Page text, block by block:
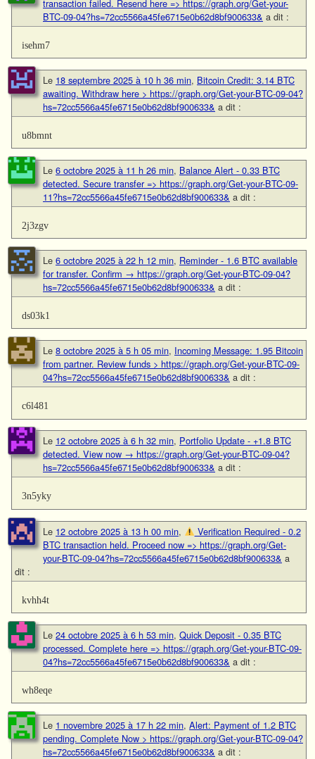
transaction failed. Resend here => https://graph.org/Get-your-
BTC-09-04?hs=72cc5566a45fe6715e0b62d8bf900633& a dit :
isehm7
Le 18 septembre 2025 à 10 h 36 min, Bitcoin Credit: 3.14 BTC
awaiting. Withdraw here > https://graph.org/Get-your-BTC-09-04?
hs=72cc5566a45fe6715e0b62d8bf900633& a dit :
u8bmnt
Le 6 octobre 2025 à 11 h 26 min, Balance Alert - 0.33 BTC
detected. Secure transfer => https://graph.org/Get-your-BTC-09-
11?hs=72cc5566a45fe6715e0b62d8bf900633& a dit :
2j3zgv
Le 6 octobre 2025 à 22 h 12 min, Reminder - 1.6 BTC available
for transfer. Confirm → https://graph.org/Get-your-BTC-09-04?
hs=72cc5566a45fe6715e0b62d8bf900633& a dit :
ds03k1
Le 8 octobre 2025 à 5 h 05 min, Incoming Message: 1.95 Bitcoin
from partner. Review funds > https://graph.org/Get-your-BTC-09-
04?hs=72cc5566a45fe6715e0b62d8bf900633& a dit :
c6l481
Le 12 octobre 2025 à 6 h 32 min, Portfolio Update - +1.8 BTC
detected. View now → https://graph.org/Get-your-BTC-09-04?
hs=72cc5566a45fe6715e0b62d8bf900633& a dit :
3n5yky
Le 12 octobre 2025 à 13 h 00 min,
Verification Required - 0.2
BTC transaction held. Proceed now => https://graph.org/Get-
your-BTC-09-04?hs=72cc5566a45fe6715e0b62d8bf900633& a
dit :
kvhh4t
Le 24 octobre 2025 à 6 h 53 min, Quick Deposit - 0.35 BTC
processed. Complete here => https://graph.org/Get-your-BTC-09-
04?hs=72cc5566a45fe6715e0b62d8bf900633& a dit :
wh8eqe
Le 1 novembre 2025 à 17 h 22 min, Alert: Payment of 1.2 BTC
pending. Complete Now > https://graph.org/Get-your-BTC-09-04?
hs=72cc5566a45fe6715e0b62d8bf900633& a dit :